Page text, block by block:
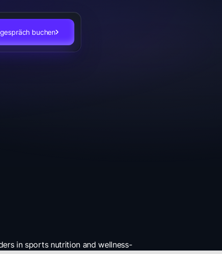
buchen
in sports nutrition and wellness-